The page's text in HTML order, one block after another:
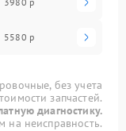
5580 р
без учета
запчастей.
диагностику.
на неисправность.